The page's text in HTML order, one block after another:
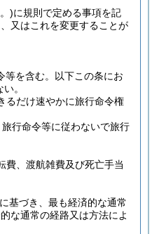
)に規則で定める事項を記
又はこれを変更することが
等を含む。以下この条にお
。
るだけ速やかに旅行命令権
行命令等に従わないで旅行
費、渡航雑費及び死亡手当
基づき、最も経済的な通常
な通常の経路又は方法によ